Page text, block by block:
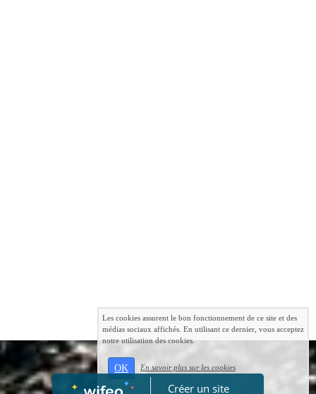
Créer un site
Les cookies assurent le bon fonctionnement de ce site et des
médias sociaux affichés. En utilisant ce dernier, vous acceptez
notre utilisation des cookies.
OK En savoir plus sur les cookies